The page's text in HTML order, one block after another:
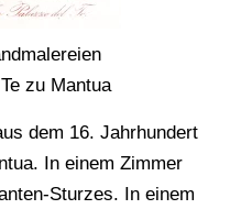
zu Mantua
dem 16. Jahrhundert
In einem Zimmer
Sturzes. In einem